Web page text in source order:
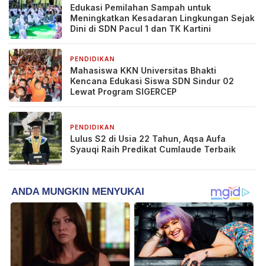
Edukasi Pemilahan Sampah untuk
Meningkatkan Kesadaran Lingkungan Sejak
Dini di SDN Pacul 1 dan TK Kartini
PENDIDIKAN
Mahasiswa KKN Universitas Bhakti
Kencana Edukasi Siswa SDN Sindur 02
Lewat Program SIGERCEP
PENDIDIKAN
Lulus S2 di Usia 22 Tahun, Aqsa Aufa
Syauqi Raih Predikat Cumlaude Terbaik